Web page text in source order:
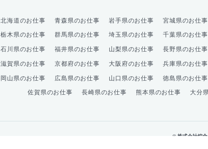
北海道のお仕事 青森県のお仕事 岩手県のお仕事 宮城県のお仕事
栃木県のお仕事 群馬県のお仕事 埼玉県のお仕事 千葉県のお仕事
石川県のお仕事 福井県のお仕事 山梨県のお仕事 長野県のお仕事
滋賀県のお仕事 京都府のお仕事 大阪府のお仕事 兵庫県のお仕事
岡山県のお仕事 広島県のお仕事 山口県のお仕事 徳島県のお仕事
佐賀県のお仕事 長崎県のお仕事 熊本県のお仕事 大分
© 株式会社綜